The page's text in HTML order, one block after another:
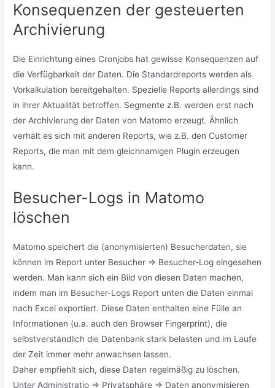
Konsequenzen der gesteuerten
Archivierung
Die Einrichtung eines Cronjobs hat gewisse Konsequenzen auf
die Verfügbarkeit der Daten. Die Standardreports werden als
Vorkalkulation bereitgehalten. Spezielle Reports allerdings sind
in ihrer Aktualität betroffen. Segmente z.B. werden erst nach
der Archivierung der Daten von Matomo erzeugt. Ähnlich
verhält es sich mit anderen Reports, wie z.B. den Customer
Reports, die man mit dem gleichnamigen Plugin erzeugen
kann.
Besucher-Logs in Matomo
löschen
Matomo speichert die (anonymisierten) Besucherdaten, sie
können im Report unter Besucher => Besucher-Log eingesehen
werden. Man kann sich ein Bild von diesen Daten machen,
indem man im Besucher-Logs Report unten die Daten einmal
nach Excel exportiert. Diese Daten enthalten eine Fülle an
Informationen (u.a. auch den Browser Fingerprint), die
selbstverständlich die Datenbank stark belasten und im Laufe
der Zeit immer mehr anwachsen lassen.
Daher empfiehlt sich, diese Daten regelmäßig zu löschen.
Unter Administratio => Privatsphäre => Daten anonymisieren